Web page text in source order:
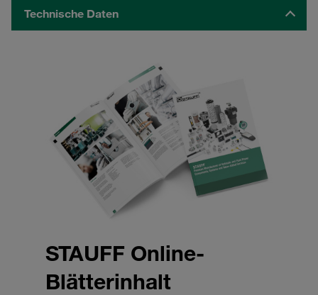
Technische Daten
STAUFF Online-
Blätterinhalt